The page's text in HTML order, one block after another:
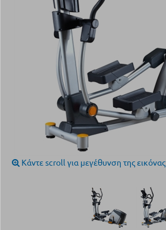
Κάντε scroll για μεγέθυνση της εικόνας